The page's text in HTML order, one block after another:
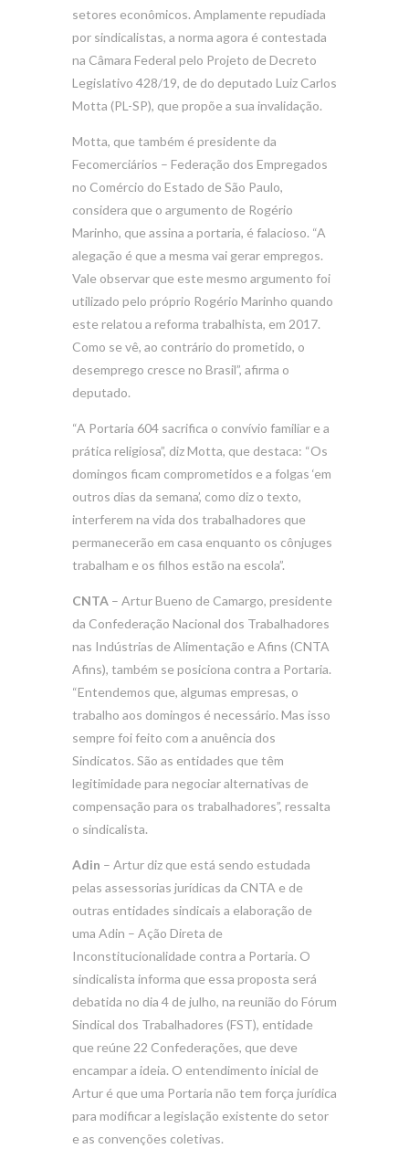
setores econômicos. Amplamente repudiada
por sindicalistas, a norma agora é contestada
na Câmara Federal pelo Projeto de Decreto
Legislativo 428/19, de do deputado Luiz Carlos
Motta (PL-SP), que propõe a sua invalidação.
Motta, que também é presidente da
Fecomerciários – Federação dos Empregados
no Comércio do Estado de São Paulo,
considera que o argumento de Rogério
Marinho, que assina a portaria, é falacioso. “A
alegação é que a mesma vai gerar empregos.
Vale observar que este mesmo argumento foi
utilizado pelo próprio Rogério Marinho quando
este relatou a reforma trabalhista, em 2017.
Como se vê, ao contrário do prometido, o
desemprego cresce no Brasil”, afirma o
deputado.
“A Portaria 604 sacrifica o convívio familiar e a
prática religiosa”, diz Motta, que destaca: “Os
domingos ficam comprometidos e a folgas ‘em
outros dias da semana’, como diz o texto,
interferem na vida dos trabalhadores que
permanecerão em casa enquanto os cônjuges
trabalham e os filhos estão na escola”.
CNTA – Artur Bueno de Camargo, presidente
da Confederação Nacional dos Trabalhadores
nas Indústrias de Alimentação e Afins (CNTA
Afins), também se posiciona contra a Portaria.
“Entendemos que, algumas empresas, o
trabalho aos domingos é necessário. Mas isso
sempre foi feito com a anuência dos
Sindicatos. São as entidades que têm
legitimidade para negociar alternativas de
compensação para os trabalhadores”, ressalta
o sindicalista.
Adin – Artur diz que está sendo estudada
pelas assessorias jurídicas da CNTA e de
outras entidades sindicais a elaboração de
uma Adin – Ação Direta de
Inconstitucionalidade contra a Portaria. O
sindicalista informa que essa proposta será
debatida no dia 4 de julho, na reunião do Fórum
Sindical dos Trabalhadores (FST), entidade
que reúne 22 Confederações, que deve
encampar a ideia. O entendimento inicial de
Artur é que uma Portaria não tem força jurídica
para modificar a legislação existente do setor
e as convenções coletivas.